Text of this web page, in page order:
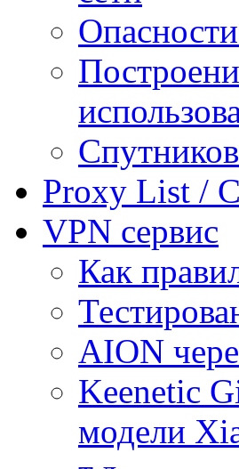
Proxy List /
VPN сервис
Как
AION
Keenetic
модели